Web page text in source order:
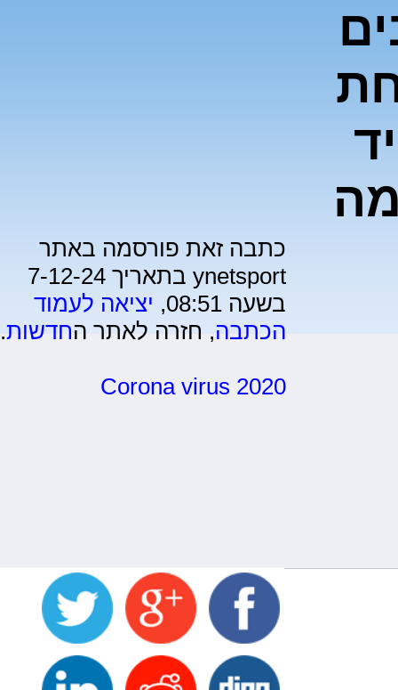
כתבה זאת פורסמה באתר
ynetsport בתאריך 7-12-24
בשעה 08:51,
יציאה לעמוד
הכתבה, חזרה לאתר החדשות.
Corona virus 2020